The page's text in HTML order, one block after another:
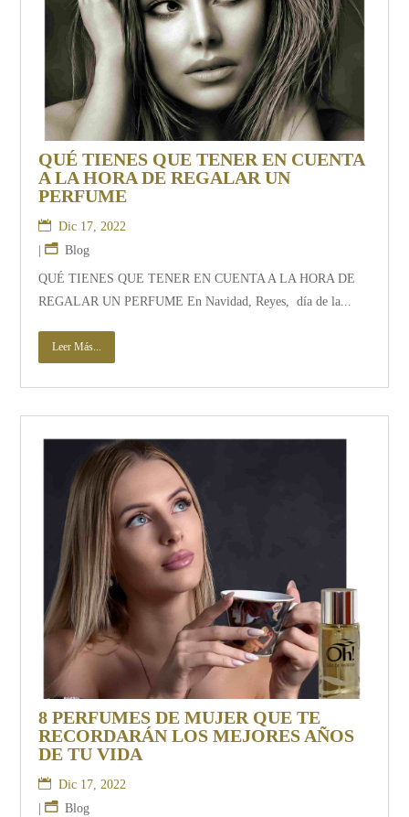
QUÉ TIENES QUE TENER EN CUENTA
A LA HORA DE REGALAR UN
PERFUME
Dic 17, 2022
|
Blog
QUÉ TIENES QUE TENER EN CUENTA A LA HORA DE
REGALAR UN PERFUME En Navidad, Reyes, día de la...
Leer Más...
8 PERFUMES DE MUJER QUE TE
RECORDARÁN LOS MEJORES AÑOS
DE TU VIDA
Dic 17, 2022
|
Blog